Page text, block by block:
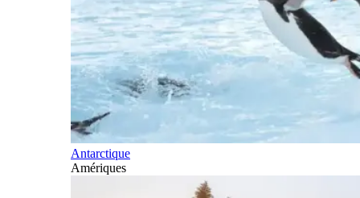
Antarctique
Amériques